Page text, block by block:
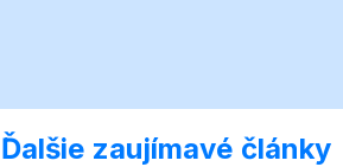
Ďalšie zaujímavé články